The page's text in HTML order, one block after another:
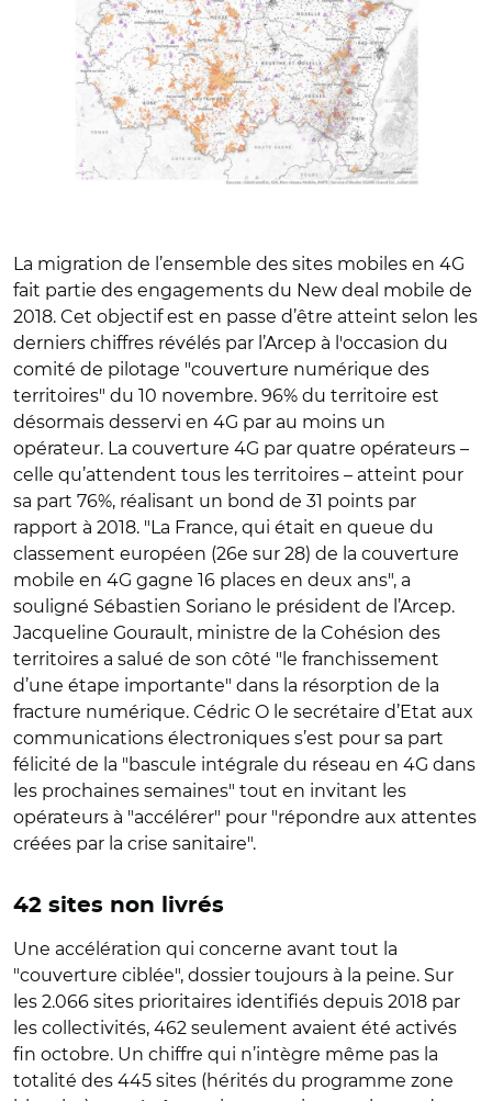
La migration de l’ensemble des sites mobiles en 4G
fait partie des engagements du New deal mobile de
2018. Cet objectif est en passe d’être atteint selon les
derniers chiffres révélés par l’Arcep à l'occasion du
comité de pilotage "couverture numérique des
territoires" du 10 novembre. 96% du territoire est
désormais desservi en 4G par au moins un
opérateur. La couverture 4G par quatre opérateurs –
celle qu’attendent tous les territoires – atteint pour
sa part 76%, réalisant un bond de 31 points par
rapport à 2018. "La France, qui était en queue du
classement européen (26e sur 28) de la couverture
mobile en 4G gagne 16 places en deux ans", a
souligné Sébastien Soriano le président de l’Arcep.
Jacqueline Gourault, ministre de la Cohésion des
territoires a salué de son côté "le franchissement
d’une étape importante" dans la résorption de la
fracture numérique. Cédric O le secrétaire d’Etat aux
communications électroniques s’est pour sa part
félicité de la "bascule intégrale du réseau en 4G dans
les prochaines semaines" tout en invitant les
opérateurs à "accélérer" pour "répondre aux attentes
créées par la crise sanitaire".
42 sites non livrés
Une accélération qui concerne avant tout la
"couverture ciblée", dossier toujours à la peine. Sur
les 2.066 sites prioritaires identifiés depuis 2018 par
les collectivités, 462 seulement avaient été activés
fin octobre. Un chiffre qui n’intègre même pas la
totalité des 445 sites (hérités du programme zone